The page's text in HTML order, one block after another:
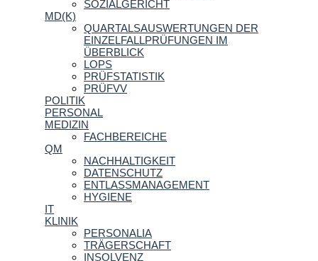
SOZIALGERICHT
MD(K)
QUARTALSAUSWERTUNGEN DER
EINZELFALLPRÜFUNGEN IM
ÜBERBLICK
LOPS
PRÜFSTATISTIK
PRÜFVV
POLITIK
PERSONAL
MEDIZIN
FACHBEREICHE
QM
NACHHALTIGKEIT
DATENSCHUTZ
ENTLASSMANAGEMENT
HYGIENE
IT
KLINIK
PERSONALIA
TRÄGERSCHAFT
INSOLVENZ